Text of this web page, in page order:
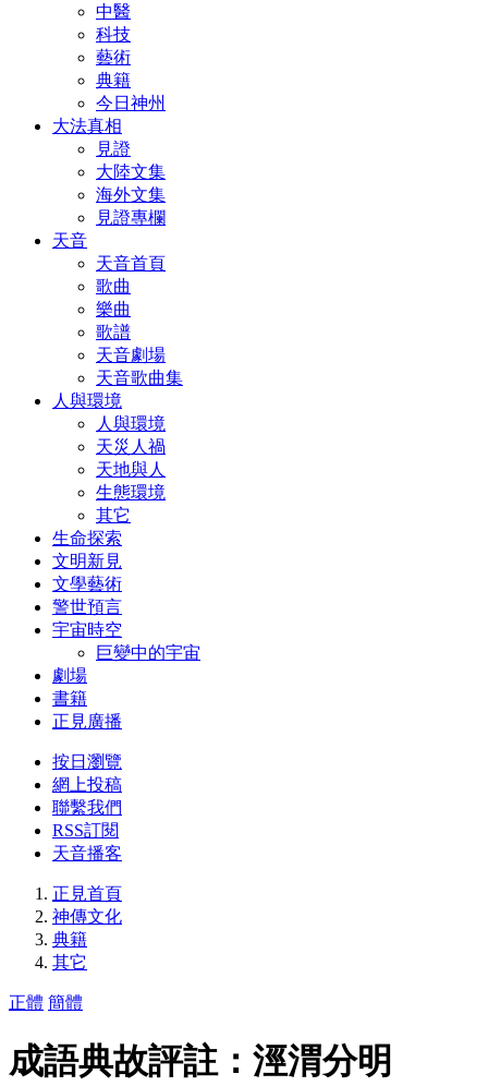
中醫
科技
藝術
典籍
今日神州
大法真相
見證
大陸文集
海外文集
見證專欄
天音
天音首頁
歌曲
樂曲
歌譜
天音劇場
天音歌曲集
人與環境
人與環境
天災人禍
天地與人
生態環境
其它
生命探索
文明新見
文學藝術
警世預言
宇宙時空
巨變中的宇宙
劇場
書籍
正見廣播
按日瀏覽
網上投稿
聯繫我們
RSS訂閱
天音播客
正見首頁
神傳文化
典籍
其它
正體 簡體
成語典故評註：涇渭分明